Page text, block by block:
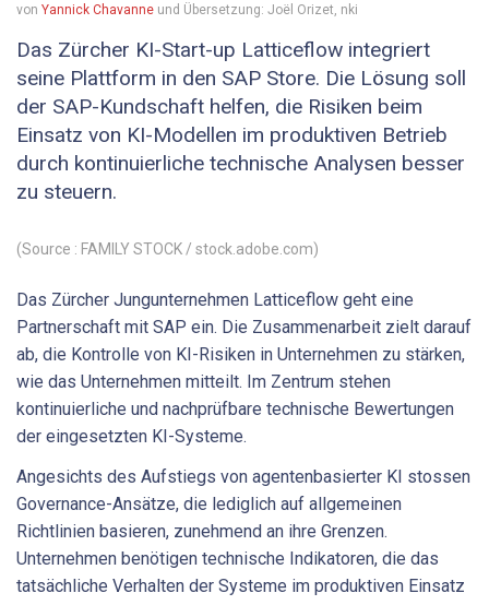
von Yannick Chavanne und Übersetzung: Joël Orizet, nki
Das Zürcher KI-Start-up Latticeflow integriert
seine Plattform in den SAP Store. Die Lösung soll
der SAP-Kundschaft helfen, die Risiken beim
Einsatz von KI-Modellen im produktiven Betrieb
durch kontinuierliche technische Analysen besser
zu steuern.
(Source : FAMILY STOCK / stock.adobe.com)
Das Zürcher Jungunternehmen Latticeflow geht eine
Partnerschaft mit SAP ein. Die Zusammenarbeit zielt darauf
ab, die Kontrolle von KI-Risiken in Unternehmen zu stärken,
wie das Unternehmen mitteilt. Im Zentrum stehen
kontinuierliche und nachprüfbare technische Bewertungen
der eingesetzten KI-Systeme.
Angesichts des Aufstiegs von agentenbasierter KI stossen
Governance-Ansätze, die lediglich auf allgemeinen
Richtlinien basieren, zunehmend an ihre Grenzen.
Unternehmen benötigen technische Indikatoren, die das
tatsächliche Verhalten der Systeme im produktiven Einsatz